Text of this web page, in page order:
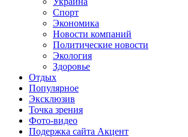
Спорт
Экономика
Новости компаний
Политические новости
Экология
Здоровье
Отдых
Популярное
Эксклюзив
Точка зрения
Фото-видео
Подержка сайта Акцент